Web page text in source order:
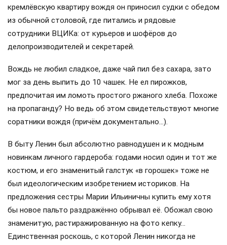
кремлёвскую квартиру вождя он приносил судки с обедом
из обычной столовой, где питались и рядовые
сотрудники ВЦИКа: от курьеров и шофёров до
делопроизводителей и секретарей.
Вождь не любил сладкое, даже чай пил без сахара, зато
мог за день выпить до 10 чашек. Не ел пирожков,
предпочитая им ломоть простого ржаного хлеба. Похоже
на пропаганду? Но ведь об этом свидетельствуют многие
соратники вождя (причём документально…).
В быту Ленин был абсолютно равнодушен и к модным
новинкам личного гардероба: годами носил один и тот же
костюм, и его знаменитый галстук «в горошек» тоже не
был идеологическим изобретением историков. На
предложения сестры Марии Ильиничны купить ему хотя
бы новое пальто раздражённо обрывал её. Обожал свою
знаменитую, растиражированную на фото кепку…
Единственная роскошь, с которой Ленин никогда не